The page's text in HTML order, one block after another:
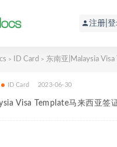
注册|
> ID Card > 东南亚|Malaysia Visa Template马来
ID Card 2023-06-30
Visa Template马来西亚签